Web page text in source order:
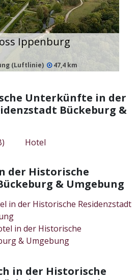
Ippenburg
(Luftlinie) 47,4 km
Unterkünfte in der
Bückeburg &
Hotel
der Historische
& Umgebung
in der Historische Residenzstadt
in der Historische
& Umgebung
in der Historische